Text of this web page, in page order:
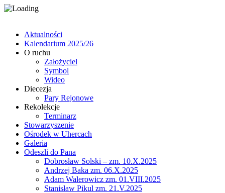
Aktualności
Kalendarium 2025/26
O ruchu
Założyciel
Symbol
Wideo
Diecezja
Pary Rejonowe
Rekolekcje
Terminarz
Stowarzyszenie
Ośrodek w Uhercach
Galeria
Odeszli do Pana
Dobrosław Solski – zm. 10.X.2025
Andrzej Baka zm. 06.X.2025
Adam Walerowicz zm. 01.VIII.2025
Stanisław Pikul zm. 21.V.2025